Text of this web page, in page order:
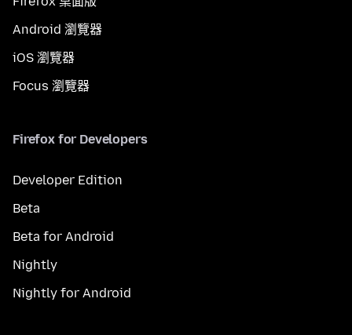
Android 瀏覽器
iOS 瀏覽器
Focus 瀏覽器
Firefox for Developers
Developer Edition
Beta
Beta for Android
Nightly
Nightly for Android